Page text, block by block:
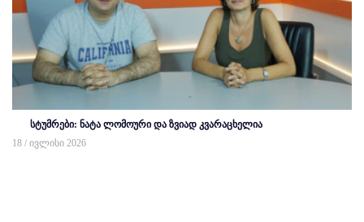
სტუმრები: ნატა ლომოური და ზვიად კვარაცხელია
18 / ივლისი 2026